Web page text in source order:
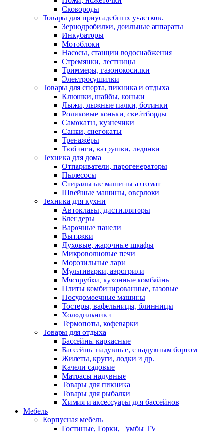
Сковороды
Товары для приусадебных участков.
Зернодробилки, доильные аппараты
Инкубаторы
Мотоблоки
Насосы, станции водоснабжения
Стремянки, лестницы
Триммеры, газонокосилки
Электросушилки
Товары для спорта, пикника и отдыха
Клюшки, шайбы, коньки
Лыжи, лыжные палки, ботинки
Роликовые коньки, скейтборды
Самокаты, кузнечики
Санки, снегокаты
Тренажёры
Тюбинги, ватрушки, ледянки
Техника для дома
Отпариватели, парогенераторы
Пылесосы
Стиральные машины автомат
Швейные машины, оверлоки
Техника для кухни
Автоклавы, дистилляторы
Блендеры
Варочные панели
Вытяжки
Духовые, жарочные шкафы
Микроволновые печи
Морозильные лари
Мультиварки, аэрогрили
Мясорубки, кухонные комбайны
Плиты комбинированные, газовые
Посудомоечные машины
Тостеры, вафельницы, блинницы
Холодильники
Термопоты, кофеварки
Товары для отдыха
Бассейны каркасные
Бассейны надувные, с надувным бортом
Жилеты, круги, лодки и др.
Качели садовые
Матрасы надувные
Товары для пикника
Товары для рыбалки
Химия и аксессуары для бассейнов
Мебель
Корпусная мебель
Гостиные, Горки, Тумбы TV